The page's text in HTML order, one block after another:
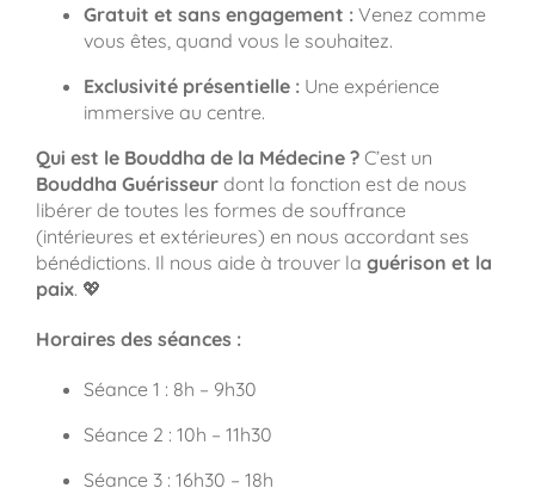
Gratuit et sans engagement :Venez comme
vous êtes, quand vous le souhaitez.
Exclusivité présentielle :Une expérience
immersive au centre.
Qui est le Bouddha de la Médecine ?C’est un
Bouddha Guérisseurdont la fonction est de nous
libérer de toutes les formes de souffrance
(intérieures et extérieures) en nous accordant ses
bénédictions. Il nous aide à trouver la guérison et la
paix. 💖
Horaires des séances :
Séance 1 : 8h – 9h30
Séance 2 : 10h – 11h30
Séance 3 : 16h30 – 18h